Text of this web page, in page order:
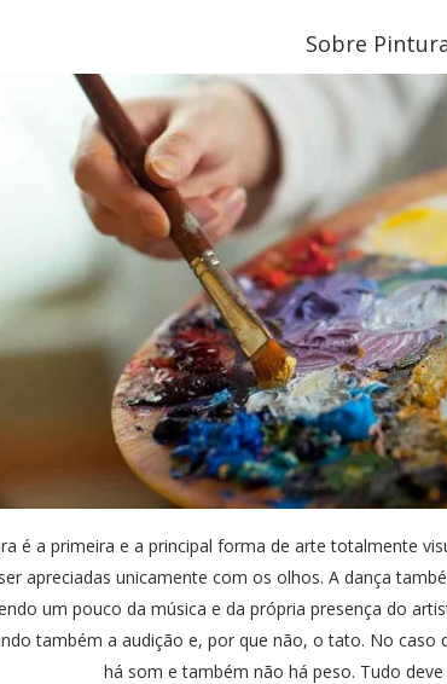
Sobre
é a primeira e a principal forma de arte totalmente
apreciadas unicamente com os olhos. A dança
um pouco da música e da própria presença do
também a audição e, por que não, o tato. No caso
há som e também não há peso. Tudo